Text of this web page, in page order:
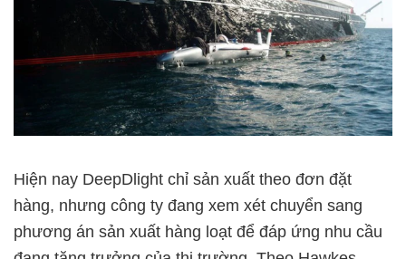
Hiện nay DeepDlight chỉ sản xuất theo đơn đặt
hàng, nhưng công ty đang xem xét chuyển sang
phương án sản xuất hàng loạt để đáp ứng nhu cầu